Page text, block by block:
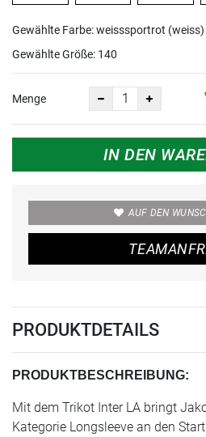
Gewählte Farbe: weisssportrot (weiss)
Gewählte Größe: 140
Menge
IN DEN
AUF DEN
PRODUKTDETAILS
PRODUKTBESCHREIBUNG:
Mit dem Trikot Inter LA bringt
Kategorie Longsleeve an den